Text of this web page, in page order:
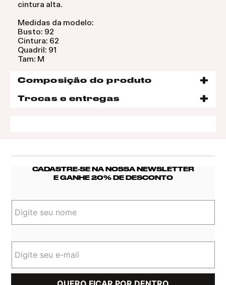
cintura alta.
Medidas da modelo:
Busto: 92
Cintura: 62
Quadril: 91
Tam: M
Composição do produto
Trocas e entregas
CADASTRE-SE NA NOSSA NEWSLETTER
E GANHE 20% DE DESCONTO